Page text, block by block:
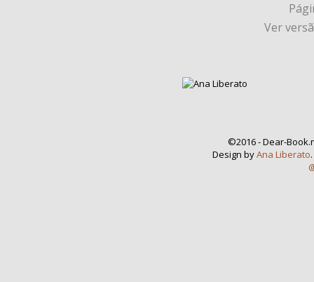
Ver
©2016 - Dear-
Design byAna Liberato